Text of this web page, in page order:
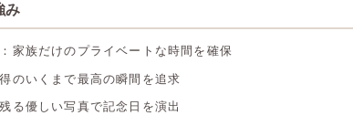
み
家族だけのプライベートな時間を確保
のいくまで最高の瞬間を追求
る優しい写真で記念日を演出